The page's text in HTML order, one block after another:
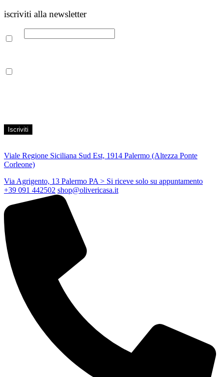
iscriviti alla newsletter
Email
Viale Regione Siciliana Sud Est, 1914 Palermo (Altezza Ponte
Corleone)
Via Agrigento, 13 Palermo PA> Si riceve solo su appuntamento
+39 091 442502 shop@olivericasa.it